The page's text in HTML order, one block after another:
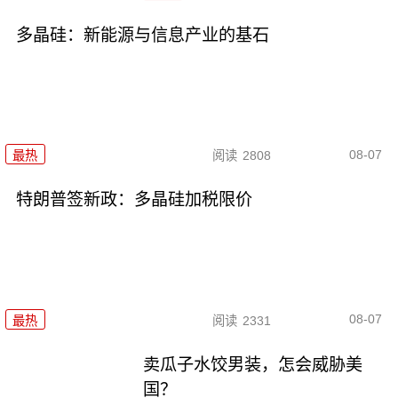
多晶硅：新能源与信息产业的基石
最热 阅读 2808 08-07
特朗普签新政：多晶硅加税限价
最热 阅读 2331 08-07
卖瓜子水饺男装，怎会威胁美
国？